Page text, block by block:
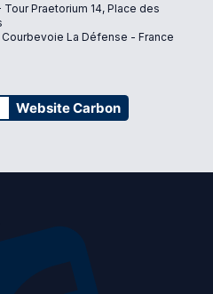
Tour Praetorium 14, Place des
La Défense - France
Website Carbon